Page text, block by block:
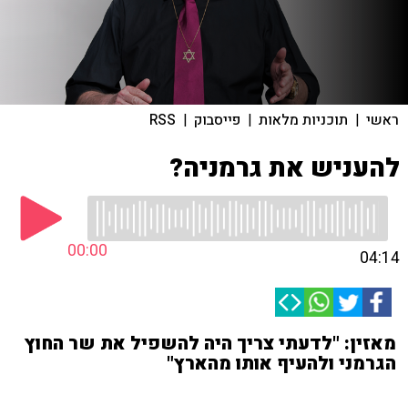
ראשי | תוכניות מלאות | פייסבוק |
RSS
להעניש את גרמניה?
00:00 04:14
מאזין: "לדעתי צריך היה להשפיל את שר החוץ
הגרמני ולהעיף אותו מהארץ"